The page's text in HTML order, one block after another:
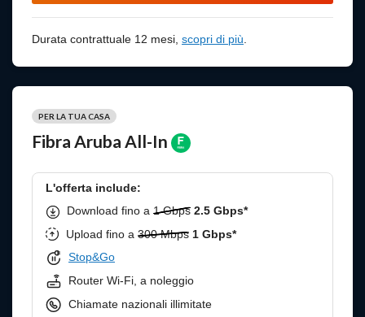
Durata contrattuale 12 mesi, scopri di più
PER LA TUA CASA
Fibra Aruba All-In
L'offerta include:
Download fino a 1 Gbps 2.5 Gbps*
Upload fino a 300 Mbps 1 Gbps*
Stop&Go
Router Wi-Fi, a noleggio
Chiamate nazionali illimitate